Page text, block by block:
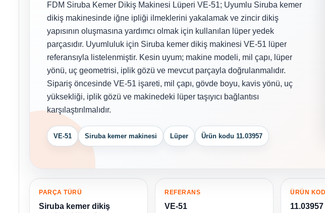
FDM Siruba Kemer Dikiş Makinesi Lüperi VE-51; Uyumlu Siruba kemer
dikiş makinesinde iğne ipliği ilmeklerini yakalamak ve zincir dikiş
yapısının oluşmasına yardımcı olmak için kullanılan lüper yedek
parçasıdır. Uyumluluk için Siruba kemer dikiş makinesi VE-51 lüper
referansıyla listelenmiştir. Kesin uyum; makine modeli, mil çapı, lüper
yönü, uç geometrisi, iplik gözü ve mevcut parçayla doğrulanmalıdır.
Sipariş öncesinde VE-51 işareti, mil çapı, gövde boyu, kavis yönü, uç
yüksekliği, iplik gözü ve makinedeki lüper taşıyıcı bağlantısı
karşılaştırılmalıdır.
VE-51 Siruba kemer makinesi Lüper Ürün kodu 11.03957
PARÇA TÜRÜ
Siruba kemer dikiş
REFERANS
VE-51
ÜRÜN
11.03957